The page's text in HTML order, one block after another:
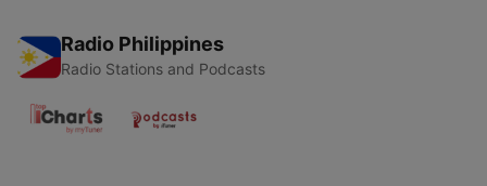
Radio Philippines
Radio Stations and Podcasts